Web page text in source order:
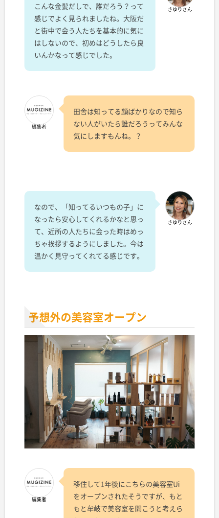
さゆりさん
こんな金髪だしで、誰だろう？って
感じでよく見られましたね。大阪だ
と街中で会う人たちを基本的に気に
はしないので、初めはどうしたら良
いんかなって感じでした。
編集者
田舎は知ってる顔ばかりなので知ら
ない人がいたら誰だろうってみんな
気にしますもんね。？
さゆりさん
なので、「知ってるいつもの子」に
なったら安心してくれるかなと思っ
て、近所の人たちに会った時はめっ
ちゃ挨拶するようにしました。今は
温かく見守ってくれてる感じです。
予想外の美容室オープン
編集者
移住して1年後にこちらの美容室Ui
をオープンされたそうですが、もと
もと牟岐で美容室を開こうと考えら